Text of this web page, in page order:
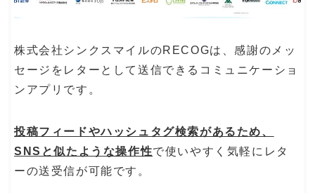
株式会社シンクスマイルのRECOGは、感謝のメッ
セージをレターとして送信できるコミュニケーショ
ンアプリです。
投稿フィードやハッシュタグ検索があるため、
SNSと似たような操作性で使いやすく気軽にレタ
ーの送受信が可能です。